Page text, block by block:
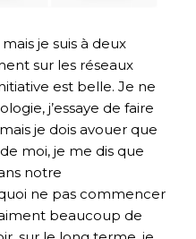
je suis à deux
sur les réseaux
est belle. Je ne
j’essaye de faire
je dois avouer que
moi, je me dis que
notre
ne pas commencer
beaucoup de